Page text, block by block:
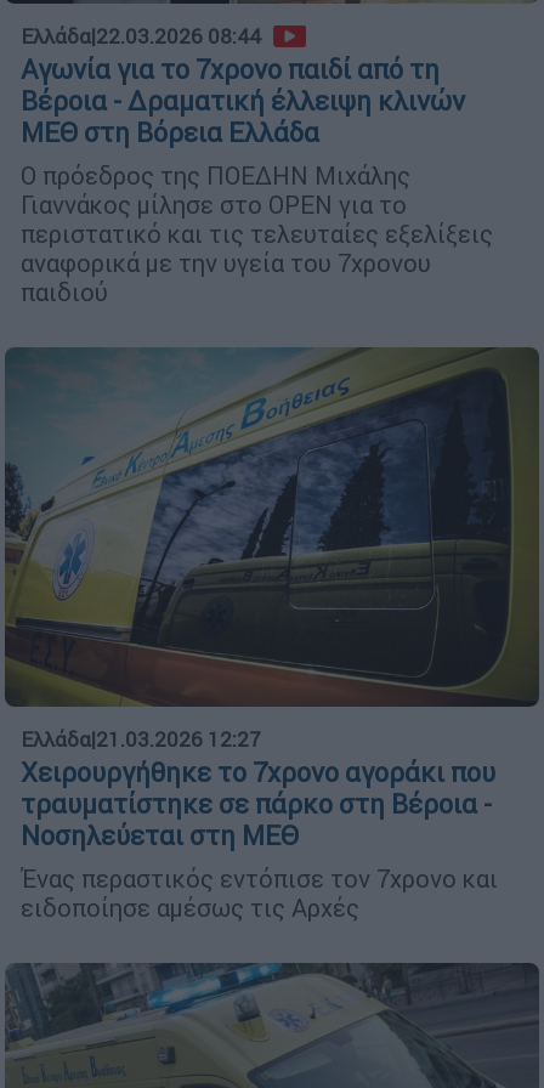
Ελλάδα|22.03.2026 08:44
Αγωνία για το 7χρονο παιδί από τη
Βέροια - Δραματική έλλειψη κλινών
ΜΕΘ στη Βόρεια Ελλάδα
Ο πρόεδρος της ΠΟΕΔΗΝ Μιχάλης
Γιαννάκος μίλησε στο OPEN για το
περιστατικό και τις τελευταίες εξελίξεις
αναφορικά με την υγεία του 7χρονου
παιδιού
Ελλάδα|21.03.2026 12:27
Χειρουργήθηκε το 7χρονο αγοράκι που
τραυματίστηκε σε πάρκο στη Βέροια -
Νοσηλεύεται στη ΜΕΘ
Ένας περαστικός εντόπισε τον 7χρονο και
ειδοποίησε αμέσως τις Αρχές